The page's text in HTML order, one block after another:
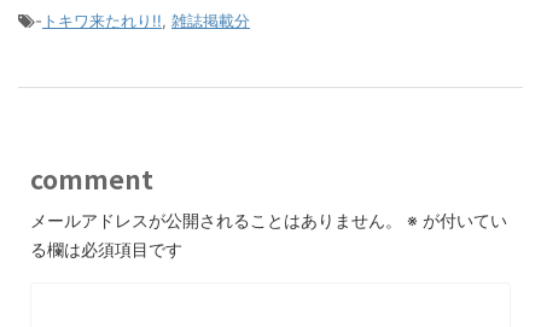
- トキワ来たれり!!, 雑誌掲載分
comment
メールアドレスが公開されることはありません。 ※ が付いてい
る欄は必須項目です